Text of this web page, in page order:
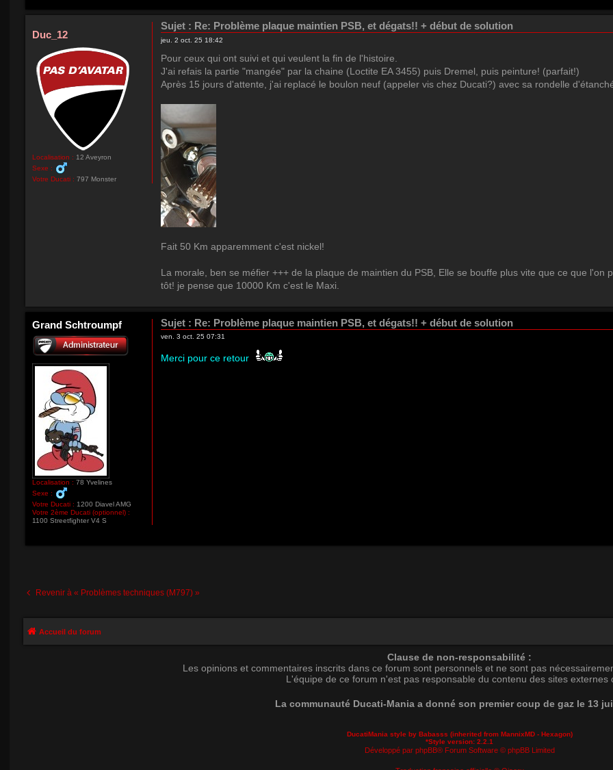
Duc_12
Localisation : 12 Aveyron
Sexe :
Votre Ducati : 797 Monster
Sujet : Re: Problème plaque maintien PSB, et dégats!! + début de solution
jeu. 2 oct. 25 18:42
Pour ceux qui ont suivi et qui veulent la fin de l'histoire.
J'ai refais la partie "mangée" par la chaine (Loctite EA 3455) puis Dremel, puis peinture! (parfait!)
Après 15 jours d'attente, j'ai replacé le boulon neuf (appeler vis chez Ducati?) avec sa rondelle
Fait 50 Km apparemment c'est nickel!
La morale, ben se méfier +++ de la plaque de maintien du PSB, Elle se bouffe plus vite que ce que l'on
tôt! je pense que 10000 Km c'est le Maxi.
Grand Schtroumpf
Localisation : 78 Yvelines
Sexe :
Votre Ducati : 1200 Diavel AMG
Votre 2ème Ducati (optionnel) :
1100 Streetfighter V4 S
Sujet : Re: Problème plaque maintien PSB, et dégats!! + début de solution
ven. 3 oct. 25 07:31
Merci pour ce retour
Revenir à « Problèmes techniques (M797) »
Accueil du forum
Clause de non-responsabilité :
Les opinions et commentaires inscrits dans ce forum sont personnels et ne sont pas
L'équipe de ce forum n'est pas responsable du contenu des sites externes
La communauté Ducati-Mania a donné son premier coup de gaz le 13
DucatiMania style by Babasss (inherited from MannixMD- Hexagon)
*Style version: 2.2.1
Développé par phpBB® Forum Software © phpBB Limited